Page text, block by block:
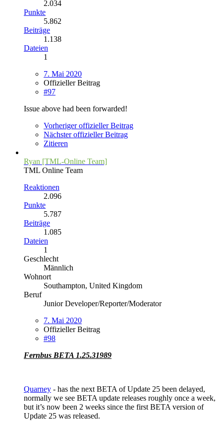
2.034
Punkte
5.862
Beiträge
1.138
Dateien
1
7. Mai 2020
Offizieller Beitrag
#97
Issue above had been forwarded!
Vorheriger offizieller Beitrag
Nächster offizieller Beitrag
Zitieren
Ryan [TML-Online Team]
TML Online Team
Reaktionen
2.096
Punkte
5.787
Beiträge
1.085
Dateien
1
Geschlecht
Männlich
Wohnort
Southampton, United Kingdom
Beruf
Junior Developer/Reporter/Moderator
7. Mai 2020
Offizieller Beitrag
#98
Fernbus BETA 1.25.31989
Quarney - has the next BETA of Update 25 been delayed,
normally we see BETA update releases roughly once a week,
but it’s now been 2 weeks since the first BETA version of
Update 25 was released.